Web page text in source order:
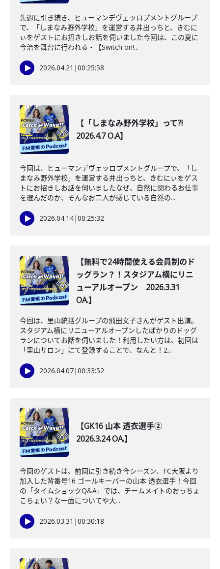
先週に引き続き、ヒューマンデヴェッロプメントグループ
で、「しまなみ野外学校」を運営する井出っちと、きむに
ぃをゲストにお招きしお話を伺いました今回は、この夏に
今治を舞台に行われる・【Switch on!...
2026.04.21 |00:25:58
【「しまなみ野外学校」って?!
2026.4.7 O.A】
今回は、ヒューマンデヴェッロプメントグループで、「し
まなみ野外学校」を運営する井出っちと、きむにぃをゲス
トにお招きしお話を伺いましたなぜ、自然に関わるお仕事
を選んだのか、そんなお二人が感じている自然の...
2026.04.14|00:25:32
【無料で24時間使える会員制のド
ッグラン？！スタジアム横にリニ
ューアルオープン 2026.3.31
OA.】
今回は、里山統括グループの飛田文子さんがゲスト出演。
スタジアム横にリニューアルオープンしたばかりのドッグ
ランについてお話を伺いました！利用したい方は、初回は
「里山サロン」にて登録することで、なんと！2...
2026.04.07|00:33:52
【GK16 山本 透衣選手②
2026.3.24 OA.】
今回のゲストは、前回に引き続き今シーズン、FC大阪より
加入した背番号16 ゴールキーパーの山本 透衣選手！今回
の「タイムショックQ&A」では、チームメイトのおっちょ
こちょい？な一面についてや大...
2026.03.31 |00:30:18